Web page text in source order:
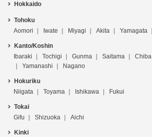
Hokkaido
Tohoku
Aomori
Iwate Miyagi Akita Yamagata
Kanto/Koshin
Ibaraki
Tochigi Gunma Saitama Chiba
Yamanashi
Nagano
Hokuriku
Niigata
Toyama Ishikawa Fukui
Tokai
Gifu
Shizuoka Aichi
Kinki